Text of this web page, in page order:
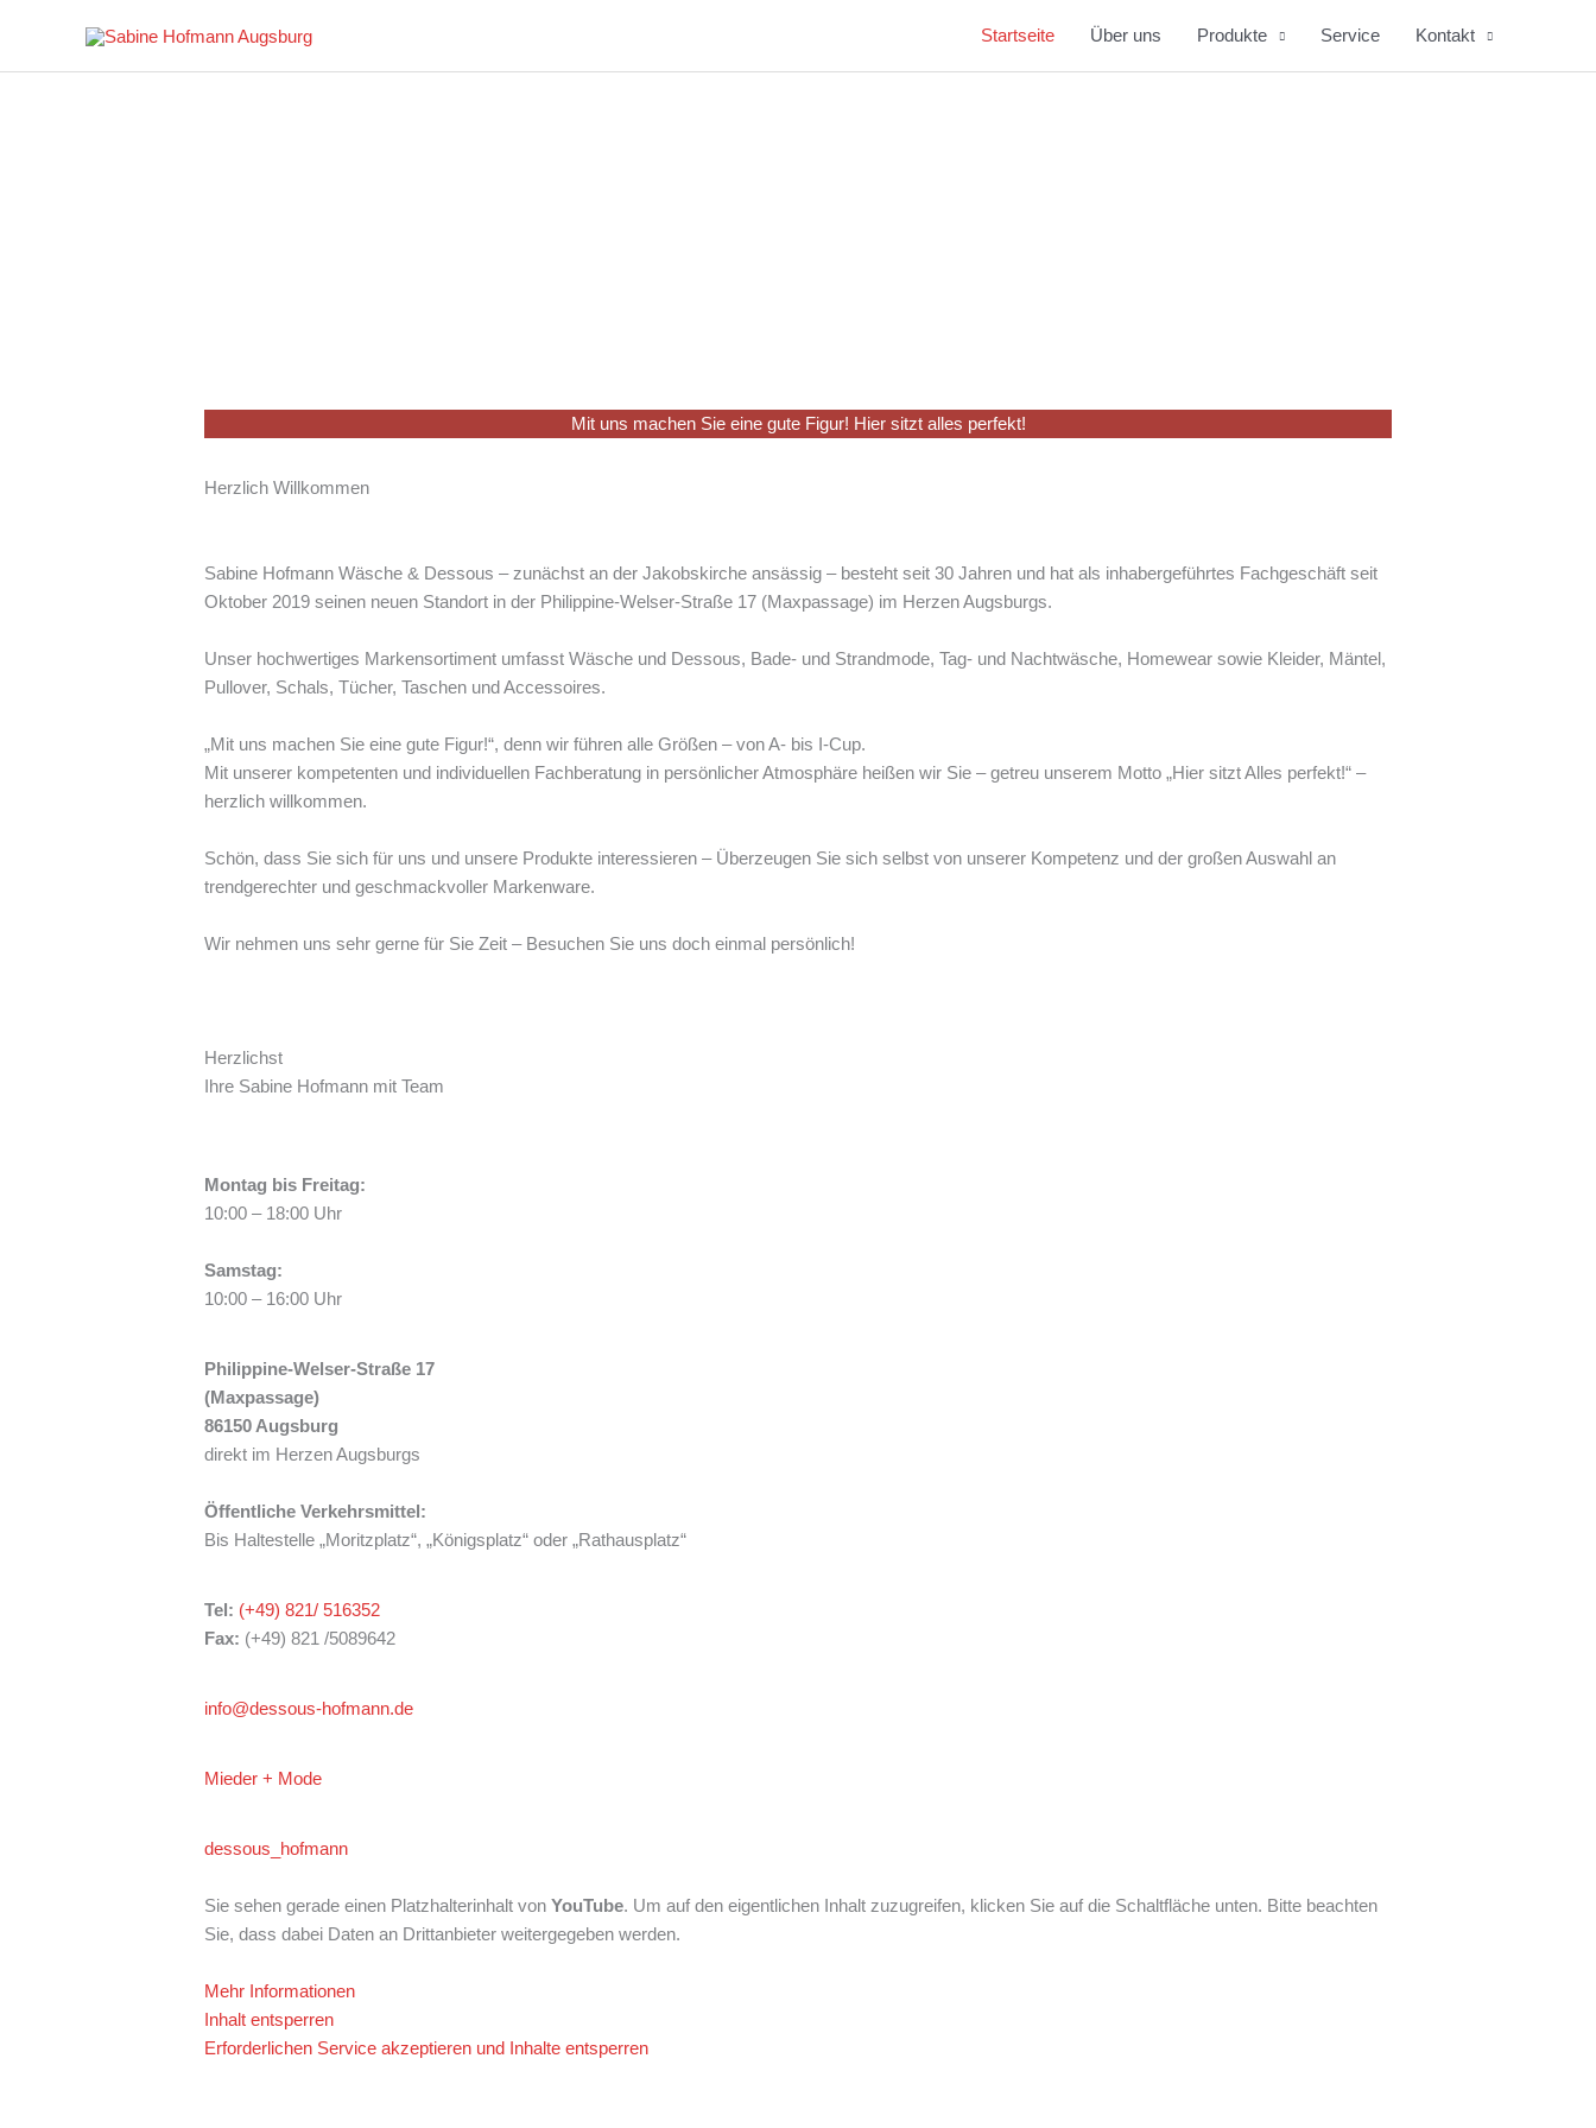
Startseite Über uns Produkte Service Kontakt
Mit uns machen Sie eine gute Figur! Hier sitzt alles perfekt!
Herzlich Willkommen
Sabine Hofmann Wäsche & Dessous – zunächst an der Jakobskirche ansässig – besteht seit 30 Jahren und hat als inhabergeführtes Fachgeschäft seit
Oktober 2019 seinen neuen Standort in der Philippine-Welser-Straße 17 (Maxpassage) im Herzen Augsburgs.
Unser hochwertiges Markensortiment umfasst Wäsche und Dessous, Bade- und Strandmode, Tag- und Nachtwäsche, Homewear sowie Kleider, Mäntel,
Pullover, Schals, Tücher, Taschen und Accessoires.
„Mit uns machen Sie eine gute Figur!“, denn wir führen alle Größen – von A- bis I-Cup.
Mit unserer kompetenten und individuellen Fachberatung in persönlicher Atmosphäre heißen wir Sie – getreu unserem Motto „Hier sitzt Alles perfekt!“ –
herzlich willkommen.
Schön, dass Sie sich für uns und unsere Produkte interessieren – Überzeugen Sie sich selbst von unserer Kompetenz und der großen Auswahl an
trendgerechter und geschmackvoller Markenware.
Wir nehmen uns sehr gerne für Sie Zeit – Besuchen Sie uns doch einmal persönlich!
Herzlichst
Ihre Sabine Hofmann mit Team
Montag bis Freitag:
10:00 – 18:00 Uhr
Samstag:
10:00 – 16:00 Uhr
Philippine-Welser-Straße 17
(Maxpassage)
86150 Augsburg
direkt im Herzen Augsburgs
Öffentliche Verkehrsmittel:
Bis Haltestelle „Moritzplatz“, „Königsplatz“ oder „Rathausplatz“
Tel: (+49) 821/ 516352
Fax: (+49) 821 /5089642
info@dessous-hofmann.de
Mieder + Mode
dessous_hofmann
Sie sehen gerade einen Platzhalterinhalt vonYouTube. Um auf den eigentlichen Inhalt zuzugreifen, klicken Sie auf die Schaltfläche unten. Bitte beachten
Sie, dass dabei Daten an Drittanbieter weitergegeben werden.
Mehr Informationen
Inhalt entsperren
Erforderlichen Service akzeptieren und Inhalte entsperren